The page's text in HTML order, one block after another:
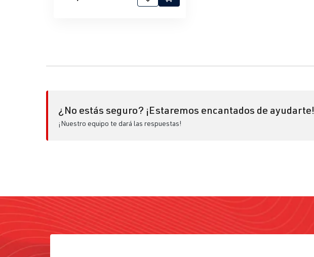
¿No estás seguro? ¡Estaremos encantados de ayudarte!
¡Nuestro equipo te dará las respuestas!